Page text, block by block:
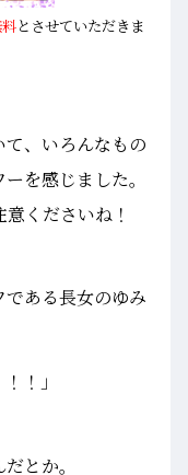
とさせていただきま
、いろんなもの
を感じました。
くださいね！
ある長女のゆみ
！」
とか。